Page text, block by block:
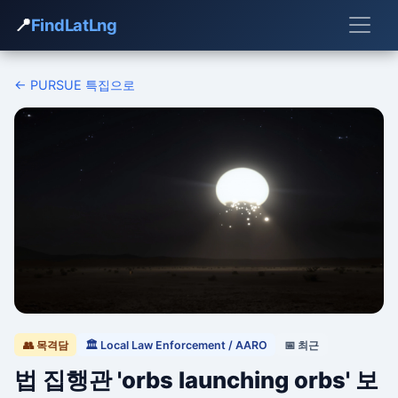
📍FindLatLng
← PURSUE 특집으로
👥 목격담 🏛 Local Law Enforcement / AARO 📅 최근
법 집행관 'orbs launching orbs' 보